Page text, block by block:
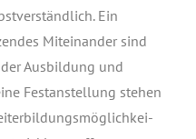
Ein
Mit­ein­an­der sind
Aus­bil­dung und
Fest­an­stel­lung ste­hen